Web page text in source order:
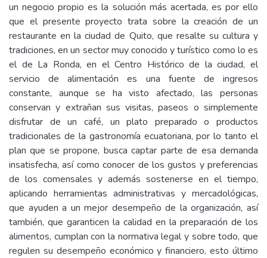
un negocio propio es la solución más acertada, es por ello
que el presente proyecto trata sobre la creación de un
restaurante en la ciudad de Quito, que resalte su cultura y
tradiciones, en un sector muy conocido y turístico como lo es
el de La Ronda, en el Centro Histórico de la ciudad, el
servicio de alimentación es una fuente de ingresos
constante, aunque se ha visto afectado, las personas
conservan y extrañan sus visitas, paseos o simplemente
disfrutar de un café, un plato preparado o productos
tradicionales de la gastronomía ecuatoriana, por lo tanto el
plan que se propone, busca captar parte de esa demanda
insatisfecha, así como conocer de los gustos y preferencias
de los comensales y además sostenerse en el tiempo,
aplicando herramientas administrativas y mercadológicas,
que ayuden a un mejor desempeño de la organización, así
también, que garanticen la calidad en la preparación de los
alimentos, cumplan con la normativa legal y sobre todo, que
regulen su desempeño económico y financiero, esto último